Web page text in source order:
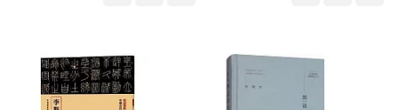
劉明鑫(37) 李政達(37)
勞動部及職業安全衛生研究所(206)